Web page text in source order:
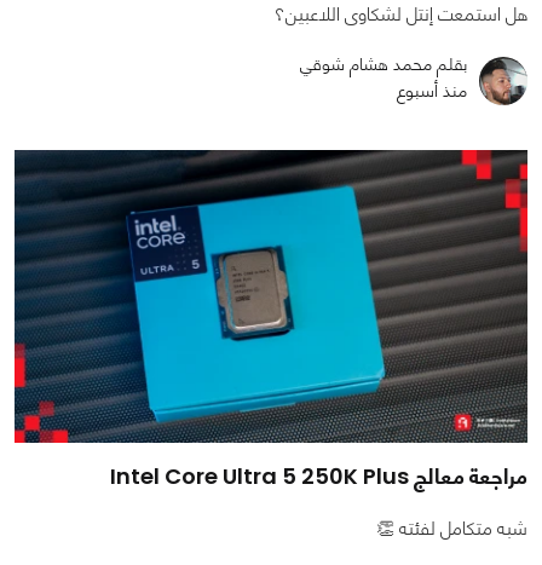
هل استمعت إنتل لشكاوى اللاعبين؟
بقلم محمد هشام شوقي
منذ أسبوع
مراجعة معالج Intel Core Ultra 5 250K Plus
شبه متكامل لفئته 👏